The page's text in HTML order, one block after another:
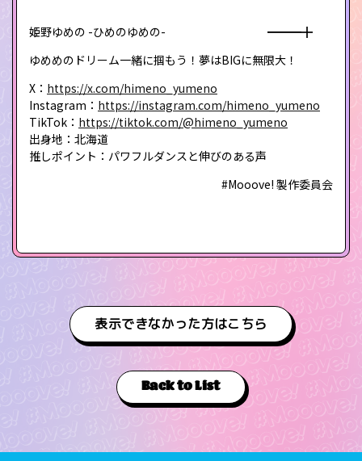
姫野ゆめの -ひめのゆめの- ━━━╋
ゆめめのドリーム一緒に掴もう！夢はBIGに無限大！
X： https://x.com/himeno_yumeno
Instagram： https://instagram.com/himeno_yumeno
TikTok： https://tiktok.com/@himeno_yumeno
出身地：北海道
推しポイント：パワフルダンスと伸びのある声
#Mooove! 製作委員会
表示できなかった方はこちら
Back to List